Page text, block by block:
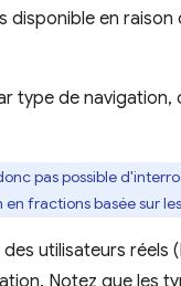
disponible en raison
type de
pas possible
fractions basée sur les
utilisateurs réels
Notez que les